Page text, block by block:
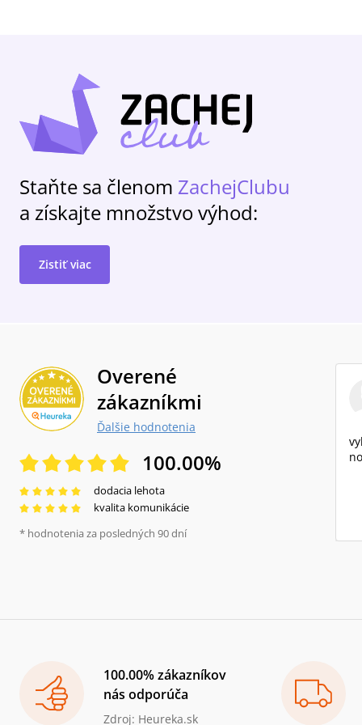
Staňte sa členom ZachejClubu
a získajte množstvo výhod:
Zistiť viac
Overené
zákazníkmi
Ďalšie hodnotenia
100.00%
dodacia lehota
kvalita komunikácie
* hodnotenia za posledných 90 dní
100.00% zákazníkov
nás odporúča
Zdroj: Heureka.sk